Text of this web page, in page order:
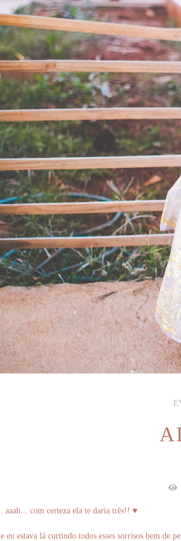
aaah... com certeza ela te daria três!! ♥
eu estava lá curtindo todos esses sorrisos bem de